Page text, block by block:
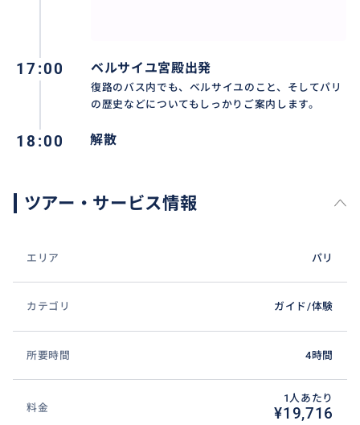
17:00 ベルサイユ宮殿出発
復路のバス内でも、ベルサイユのこと、そしてパリ
の歴史などについてもしっかりご案内します。
18:00 解散
ツアー・サービス情報
エリア パリ
カテゴリ ガイド/体験
所要時間 4時間
料金
1人あたり
¥19,716